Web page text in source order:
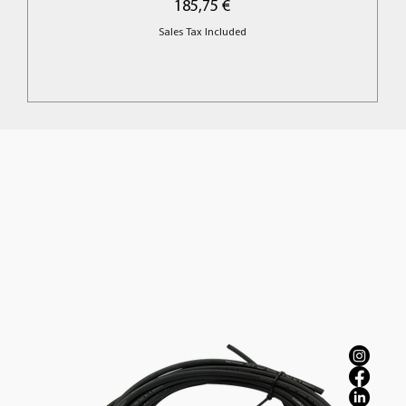
Price
185,75 €
Sales Tax Included